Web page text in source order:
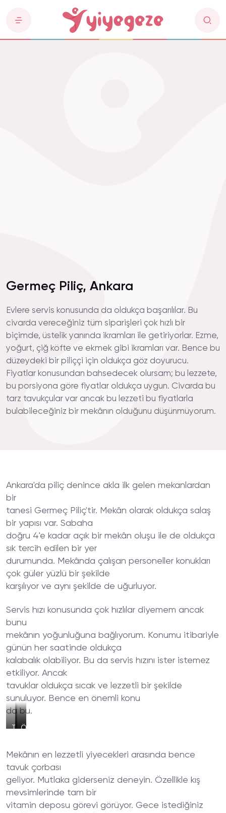
Germeç Piliç, Ankara
Evlere servis konusunda da oldukça başarılılar. Bu
civarda vereceğiniz tüm siparişleri çok hızlı bir
biçimde, üstelik yanında ikramları ile getiriyorlar. Ezme,
yoğurt, çiğ köfte ve ekmek gibi ikramları var. Bence bu
düzeydeki bir piliççi için oldukça göz doyurucu.
Fiyatlar konusundan bahsedecek olursam; bu lezzete,
bu porsiyona göre fiyatlar oldukça uygun. Civarda bu
tarz tavukçular var ancak bu lezzeti bu fiyatlarla
bulabileceğiniz bir mekânın olduğunu düşünmüyorum.
Ankara'da piliç denince akla ilk gelen mekanlardan
bir
tanesi Germeç Piliç'tir. Mekân olarak oldukça salaş
bir yapısı var. Sabaha
doğru 4'e kadar açık bir mekân oluşu ile de oldukça
sık tercih edilen bir yer
durumunda. Mekânda çalışan personeller konukları
çok güler yüzlü bir şekilde
karşılıyor ve aynı şekilde de uğurluyor.
Servis hızı konusunda çok hızlılar diyemem ancak
bunu
mekânın yoğunluğuna bağlıyorum. Konumu itibariyle
günün her saatinde oldukça
kalabalık olabiliyor. Bu da servis hızını ister istemez
etkiliyor. Ancak
tavuklar oldukça sıcak ve lezzetli bir şekilde
sunuluyor. Bence en önemli konu
da bu.
Tavuklu
Çorba
Özel
Dürüm
Mekânın en lezzetli yiyecekleri arasında bence
tavuk çorbası
geliyor. Mutlaka giderseniz deneyin. Özellikle kış
mevsimlerinde tam bir
vitamin deposu görevi görüyor. Gece istediğiniz